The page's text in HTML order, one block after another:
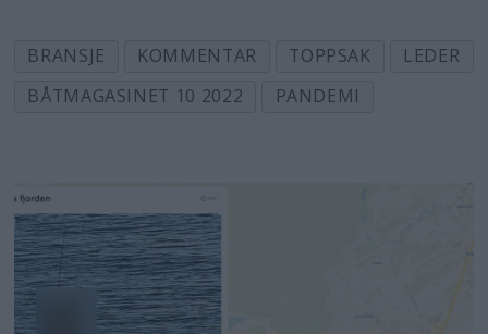
BRANSJE KOMMENTAR TOPPSAK
LEDER
BÅTMAGASINET 10 2022
PANDEMI